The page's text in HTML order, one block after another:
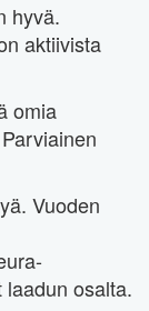
hyvä.
aktiivista
omia
Vuoden
osalta.